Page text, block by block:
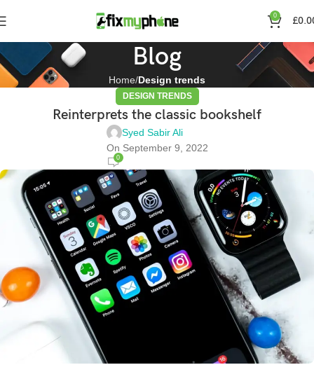
0 £
Blog
Home Design trends
DESIGN TRENDS
Reinterprets the classic bookshelf
Syed Sabir Ali
On September 9, 2022
0